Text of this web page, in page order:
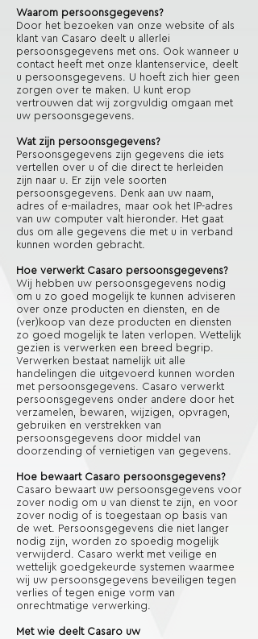
Waarom persoonsgegevens?
Door het bezoeken van onze website of als
klant van Casaro deelt u allerlei
persoonsgegevens met ons. Ook wanneer u
contact heeft met onze klantenservice, deelt
u persoonsgegevens. U hoeft zich hier geen
zorgen over te maken. U kunt erop
vertrouwen dat wij zorgvuldig omgaan met
uw persoonsgegevens.
Wat zijn persoonsgegevens?
Persoonsgegevens zijn gegevens die iets
vertellen over u of die direct te herleiden
zijn naar u. Er zijn vele soorten
persoonsgegevens. Denk aan uw naam,
adres of e-mailadres, maar ook het IP-adres
van uw computer valt hieronder. Het gaat
dus om alle gegevens die met u in verband
kunnen worden gebracht.
Hoe verwerkt Casaro persoonsgegevens?
Wij hebben uw persoonsgegevens nodig
om u zo goed mogelijk te kunnen adviseren
over onze producten en diensten, en de
(ver)koop van deze producten en diensten
zo goed mogelijk te laten verlopen. Wettelijk
gezien is verwerken een breed begrip.
Verwerken bestaat namelijk uit alle
handelingen die uitgevoerd kunnen worden
met persoonsgegevens. Casaro verwerkt
persoonsgegevens onder andere door het
verzamelen, bewaren, wijzigen, opvragen,
gebruiken en verstrekken van
persoonsgegevens door middel van
doorzending of vernietigen van gegevens.
Hoe bewaart Casaro persoonsgegevens?
Casaro bewaart uw persoonsgegevens voor
zover nodig om u van dienst te zijn, en voor
zover nodig of is toegestaan op basis van
de wet. Persoonsgegevens die niet langer
nodig zijn, worden zo spoedig mogelijk
verwijderd. Casaro werkt met veilige en
wettelijk goedgekeurde systemen waarmee
wij uw persoonsgegevens beveiligen tegen
verlies of tegen enige vorm van
onrechtmatige verwerking.
Met wie deelt Casaro uw